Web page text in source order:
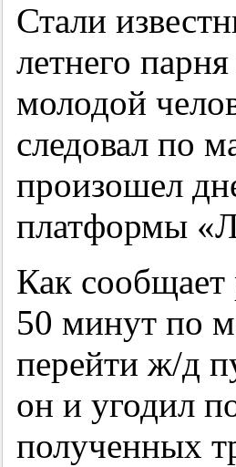
Стали
летнего
молодой
следовал по
произошел
платформы
Как
50 минут по
перейти ж/д
он и угодил
полученных